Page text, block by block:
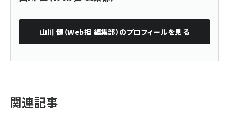
山川 健（Web担 編集部） のプロフィールを見る
関連記事